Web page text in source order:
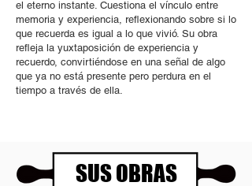
el eterno instante. Cuestiona el vínculo entre
memoria y experiencia, reflexionando sobre si lo
que recuerda es igual a lo que vivió. Su obra
refleja la yuxtaposición de experiencia y
recuerdo, convirtiéndose en una señal de algo
que ya no está presente pero perdura en el
tiempo a través de ella.
SUS OBRAS